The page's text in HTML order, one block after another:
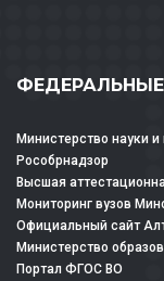
Министерство науки
Рособрнадзор
Высшая
Мониторинг вузов
Официальный сайт
Министерство
Портал ФГОС ВО